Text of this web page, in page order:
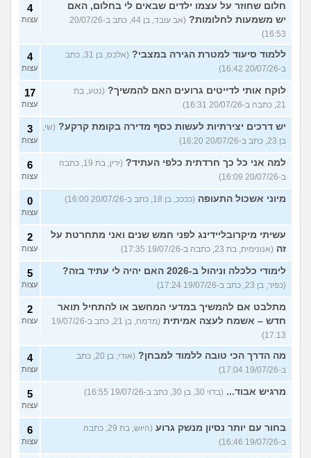
חלום שחוזר על עצמו ילדים שבאים לי בחלום, האם
יש משמעות לחלומות?
(אב עובד, בן 44, כתב ב-20/07/26
16:53)
4
עצות
ללמוד סיעוד למטרת הגירה במצבי?
(אלכס, בן 31, כתב
ב-20/07/26 16:42)
4
עצות
לוקח אותי לדייטים גרועים האם להמשיך? (נטע, בת
21, כתבה ב-20/07/26 16:31)
17
עצות
יש דרכים יצירתיות לעשות כסף מדירה בקומת קרקע? (שי,
בן 23, כתב ב-20/07/26 16:20)
3
עצות
למה אני כל כך חרדתית כלפי העתיד?
(ירין, בת 19, כתבה
ב-20/07/26 16:09)
6
עצות
מיוני אשכול התעופה (ככככ, בן 18, כתב ב-20/07/26 16:00) 0
עצות
עשיתי מיקרובליידינג לפני חמש שנים ואני מתחרטת על
זה (אנונימית, בת 23, כתבה ב-19/07/26 17:35)
2
עצות
לימודי כלכלה וניהול ב-2026 האם יהיה לי עתיד בזה?
(כפיר, בן 23, כתב ב-19/07/26 17:24)
5
עצות
מתלבט אם להמשיך במדעי המחשב או להתחיל תואר
חדש – אשמח לעצה אמיתית
(מדמח, בן 21, כתב ב-19/07/26
17:13)
2
עצות
מה הדרך הכי טובה ללמוד למבחן?
(אודי, בן 20, כתב
ב-19/07/26 17:04)
4
עצות
מרגיש אבוד... (בדוי 30, בן 30, כתב ב-19/07/26 16:55) 5
עצות
בחור עם יותר נסיון מנשק גרוע
(היוש, בת 29, כתבה
ב-19/07/26 16:46)
6
עצות